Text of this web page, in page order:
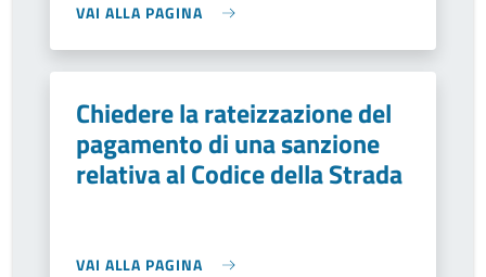
VAI ALLA PAGINA
Chiedere la rateizzazione del
pagamento di una sanzione
relativa al Codice della Strada
VAI ALLA PAGINA